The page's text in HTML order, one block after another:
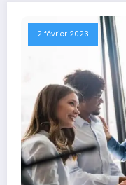
2 février 2023